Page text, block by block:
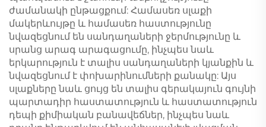
ժամանակի ընթացքում: Համասեռ սլաքի
մակերևույթը և համասեռ հաստությունը
նվազեցնում են սանդաղաների ջերմությունը և
սրանց արագ արագացումը, ինչպես նաև
երկարություն է տալիս սանդաղաների կյանքին և
նվազեցնում է փոխարինումների քանակը: Այս
սլաքները նաև ցույց են տալիս գերակայուն գույնի
պարտադիր հաստատություն և հաստատություն
դեպի քիմիական բանավեճներ, ինչպես նաև